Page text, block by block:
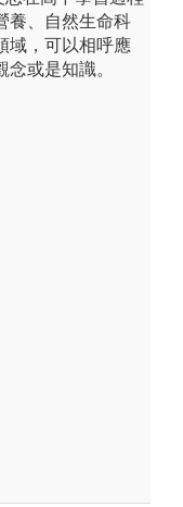
養、自然生命科
域，可以相呼應
念或是知識。